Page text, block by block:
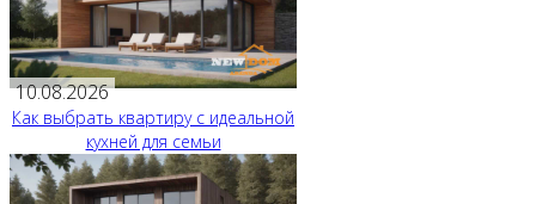
10.08.2026
Как выбрать квартиру с идеальной
кухней для семьи